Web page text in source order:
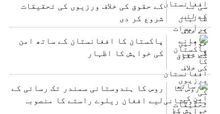
کے حقوق کی خلاف ورزیوں کی تحقیقات
شروع کر دی
پاکستان کا افغانستان کے ساتھ امن
کی خواہش کا اظہار
روس کا ہندوستانی سمندر تک رسائی کے
لیے افغان ریلوے راستے کا منصوبہ